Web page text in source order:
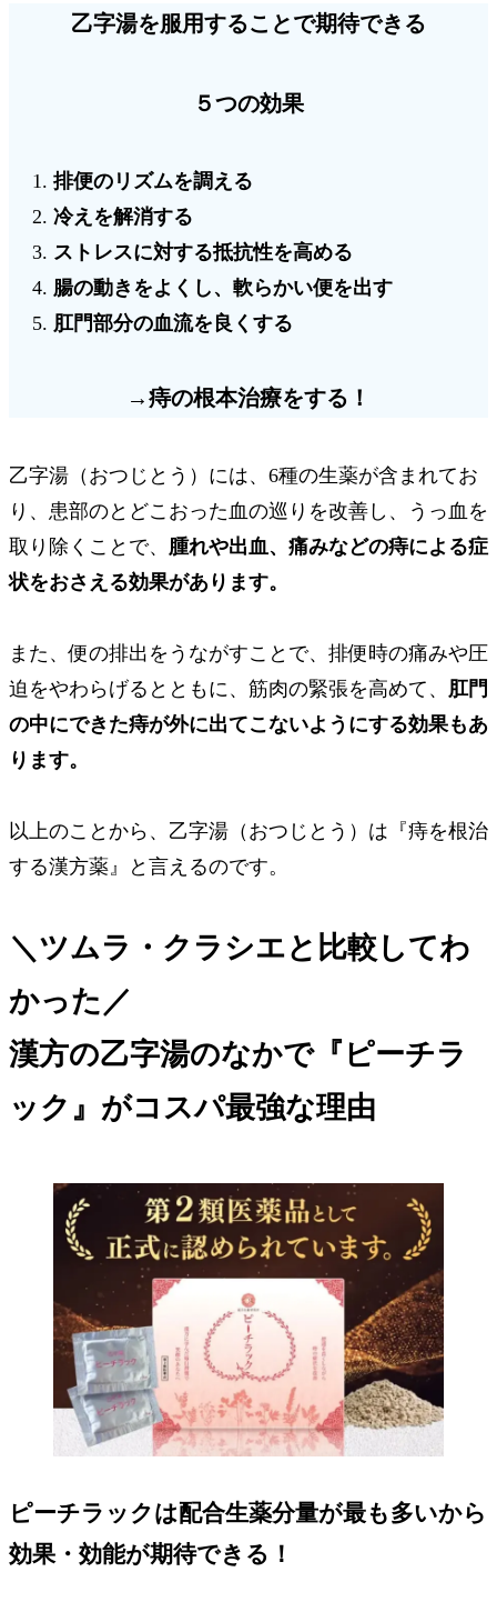
乙字湯を服用することで期待できる
５つの効果
排便のリズムを調える
冷えを解消する
ストレスに対する抵抗性を高める
腸の動きをよくし、軟らかい便を出す
肛門部分の血流を良くする
→痔の根本治療をする！
乙字湯（おつじとう）には、6種の生薬が含まれてお
り、患部のとどこおった血の巡りを改善し、うっ血を
取り除くことで、 腫れや出血、痛みなどの痔による症
状をおさえる効果があります。
また、便の排出をうながすことで、排便時の痛みや圧
迫をやわらげるとともに、筋肉の緊張を高めて、 肛門
の中にできた痔が外に出てこないようにする効果もあ
ります。
以上のことから、乙字湯（おつじとう）は 『痔を根治
する漢方薬』
と言えるのです。
＼ツムラ・クラシエと比較してわ
かった／
漢方の乙字湯のなかで『ピーチラ
ック』がコスパ最強な理由
ピーチラックは配合生薬分量が最も多いから
効果・効能が期待できる！